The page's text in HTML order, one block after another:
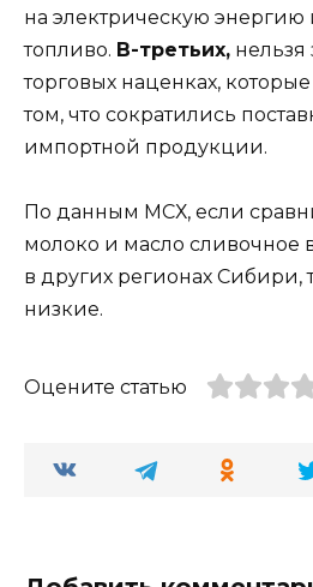
на электрическую
топливо. В-третьих, нельзя
торговых наценках, которые
том, что сократились
импортной продукции.
По данным МСХ, если
молоко и масло сливочное
в других регионах Сибири,
низкие.
Оцените статью